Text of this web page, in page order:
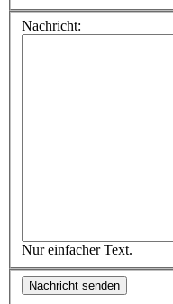
Nachricht:
Nur einfacher Text.